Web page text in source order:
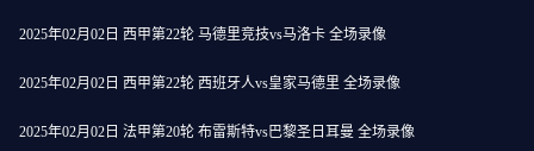
2025年02月02日 西甲第22轮 马德里竞技vs马洛卡 全场录像
2025年02月02日 西甲第22轮 西班牙人vs皇家马德里 全场录像
2025年02月02日 法甲第20轮 布雷斯特vs巴黎圣日耳曼 全场录像